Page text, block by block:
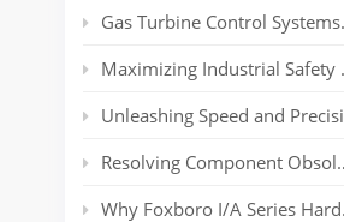
Gas Turbine Control Systems: Common Automation Platforms and Spare Parts Used in Power Generation
Maximizing Industrial Safety and Connectivity with the HIMA HIMatrix Series
Unleashing Speed and Precision: The Power of ABB’s AC 800PEC Control System
Resolving Component Obsolescence in ICS Triplex Trusted® T8000 Series Safety Systems
Why Foxboro I/A Series Hardware Still Dominates Long-Life Process Plants